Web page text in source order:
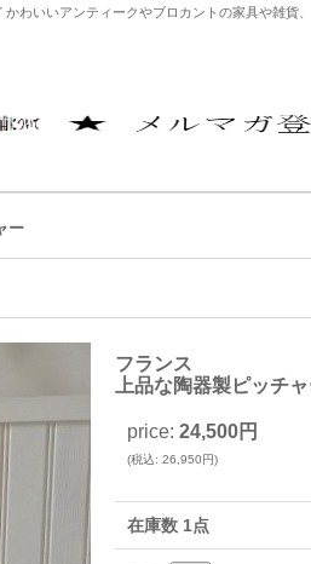
わいいアンティークやブロカントの家具や雑
ー
フランス
上品な陶器製ピッチ
price: 24,500円
(税込: 26,950円)
在庫数 1点